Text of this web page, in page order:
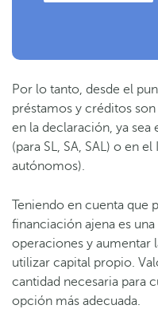
Por lo tanto, desde el
préstamos y créditos
en la declaración, ya sea
(para SL, SA, SAL) o en
autónomos).
Teniendo en cuenta que
financiación ajena es
operaciones y aumentar
utilizar capital propio.
cantidad necesaria para
opción más adecuada.